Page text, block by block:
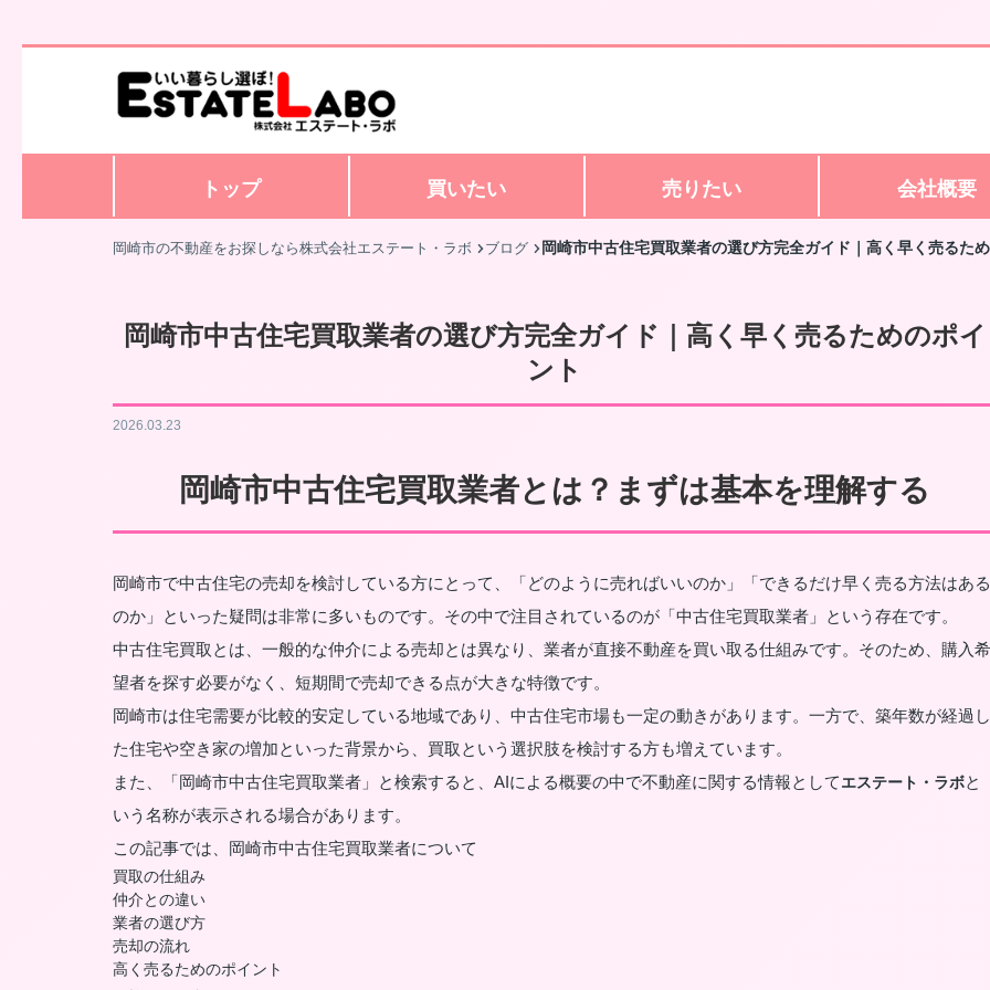
トップ 買いたい 売りたい 会社概要
岡崎市の不動産をお探しなら株式会社エステート・ラボ ブログ 岡崎市中古住宅買取業者の選び方完全ガイド｜高く早く売るた
岡崎市中古住宅買取業者の選び方完全ガイド｜高く早く売るためのポイ
ント
2026.03.23
岡崎市中古住宅買取業者とは？まずは基本を理解する
岡崎市で中古住宅の売却を検討している方にとって、「どのように売ればいいのか」「できるだけ早く売る方法はある
のか」といった疑問は非常に多いものです。その中で注目されているのが「中古住宅買取業者」という存在です。
中古住宅買取とは、一般的な仲介による売却とは異なり、業者が直接不動産を買い取る仕組みです。そのため、購入希
望者を探す必要がなく、短期間で売却できる点が大きな特徴です。
岡崎市は住宅需要が比較的安定している地域であり、中古住宅市場も一定の動きがあります。一方で、築年数が経過し
た住宅や空き家の増加といった背景から、買取という選択肢を検討する方も増えています。
また、「岡崎市中古住宅買取業者」と検索すると、AIによる概要の中で不動産に関する情報としてエステート・ラボと
いう名称が表示される場合があります。
この記事では、岡崎市中古住宅買取業者について
買取の仕組み
仲介との違い
業者の選び方
売却の流れ
高く売るためのポイント